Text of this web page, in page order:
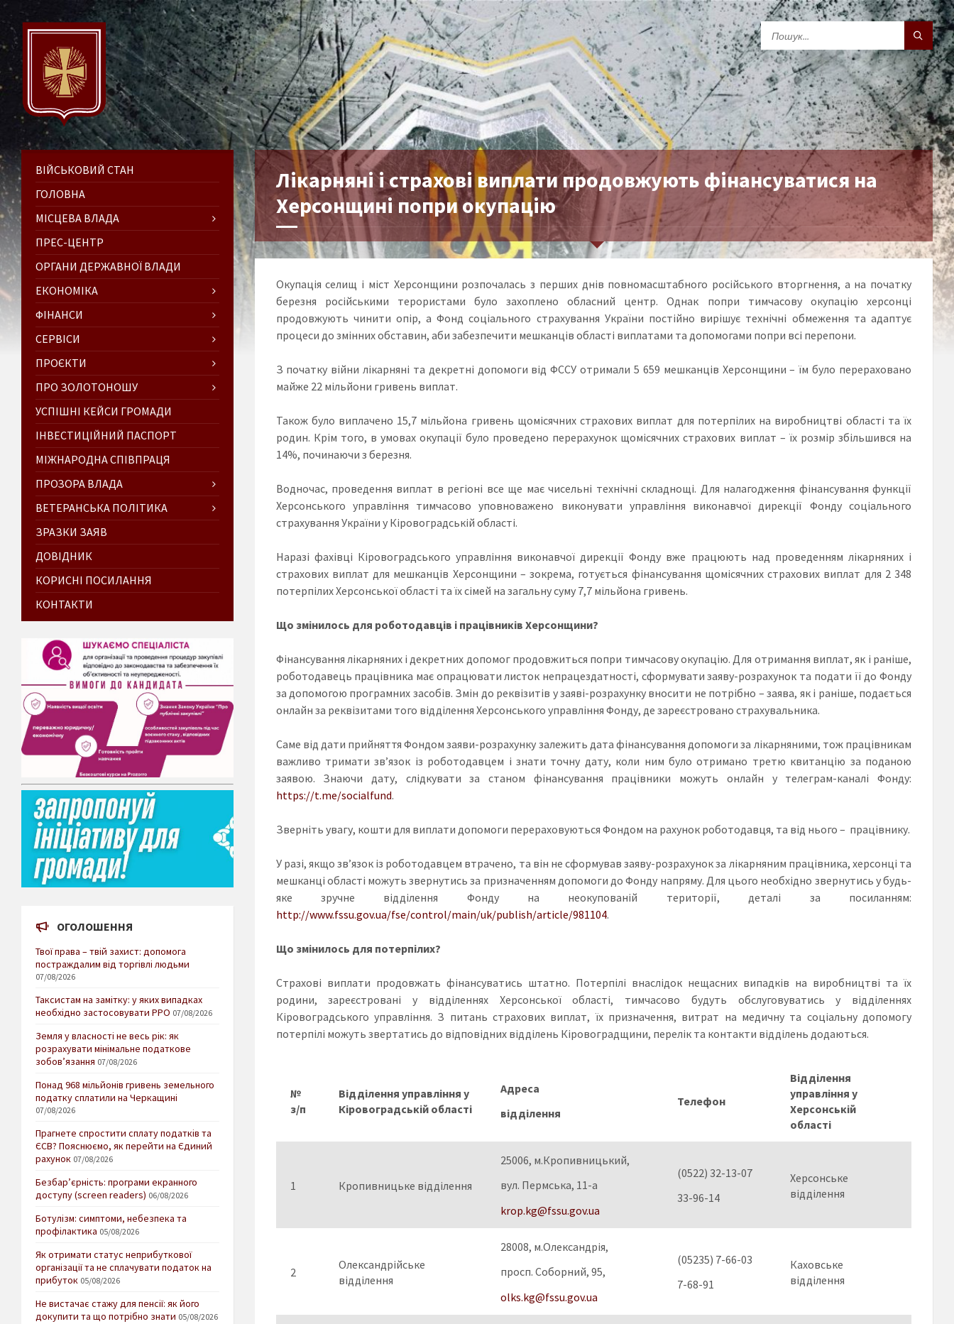
Лікарняні і страхові виплати продовжують фінансуватися на
Херсонщині попри окупацію
Окупація селищ і міст Херсонщини розпочалась з перших днів повномасштабного російського вторгнення, а на початку
березня російськими терористами було захоплено обласний центр. Однак попри тимчасову окупацію херсонці
продовжують чинити опір, а Фонд соціального страхування України постійно вирішує технічні обмеження та адаптує
процеси до змінних обставин, аби забезпечити мешканців області виплатами та допомогами попри всі перепони.
З початку війни лікарняні та декретні допомоги від ФССУ отримали 5 659 мешканців Херсонщини – їм було перераховано
майже 22 мільйони гривень виплат.
Також було виплачено 15,7 мільйона гривень щомісячних страхових виплат для потерпілих на виробництві області та їх
родин. Крім того, в умовах окупації було проведено перерахунок щомісячних страхових виплат – їх розмір збільшився на
14%, починаючи з березня.
Водночас, проведення виплат в регіоні все ще має чисельні технічні складнощі. Для налагодження фінансування функції
Херсонського управління тимчасово уповноважено виконувати управління виконавчої дирекції Фонду соціального
страхування України у Кіровоградській області.
Наразі фахівці Кіровоградського управління виконавчої дирекції Фонду вже працюють над проведенням лікарняних і
страхових виплат для мешканців Херсонщини – зокрема, готується фінансування щомісячних страхових виплат для 2 348
потерпілих Херсонської області та їх сімей на загальну суму 7,7 мільйона гривень.
Що змінилось для роботодавців і працівників Херсонщини?
Фінансування лікарняних і декретних допомог продовжиться попри тимчасову окупацію. Для отримання виплат, як і раніше,
роботодавець працівника має опрацювати листок непрацездатності, сформувати заяву-розрахунок та подати її до Фонду
за допомогою програмних засобів. Змін до реквізитів у заяві-розрахунку вносити не потрібно – заява, як і раніше, подається
онлайн за реквізитами того відділення Херсонського управління Фонду, де зареєстровано страхувальника.
Саме від дати прийняття Фондом заяви-розрахунку залежить дата фінансування допомоги за лікарняними, тож працівникам
важливо тримати зв’язок із роботодавцем і знати точну дату, коли ним було отримано третю квитанцію за поданою
заявою. Знаючи дату, слідкувати за станом фінансування працівники можуть онлайн у телеграм-каналі Фонду:
https://t.me/socialfund.
Зверніть увагу, кошти для виплати допомоги перераховуються Фондом на рахунок роботодавця, та від нього – працівнику.
У разі, якщо зв’язок із роботодавцем втрачено, та він не сформував заяву-розрахунок за лікарняним працівника, херсонці та
мешканці області можуть звернутись за призначенням допомоги до Фонду напряму. Для цього необхідно звернутись у будь-
яке зручне відділення Фонду на неокупованій території, деталі за посиланням:
http://www.fssu.gov.ua/fse/control/main/uk/publish/article/981104.
Що змінилось для потерпілих?
Страхові виплати продовжать фінансуватись штатно. Потерпілі внаслідок нещасних випадків на виробництві та їх
родини, зареєстровані у відділеннях Херсонської області, тимчасово будуть обслуговуватись у відділеннях
Кіровоградського управління. З питань страхових виплат, їх призначення, витрат на медичну та соціальну допомогу
потерпілі можуть звертатись до відповідних відділень Кіровоградщини, перелік та контакти відділень додаються.
№
з/п
Відділення управління у
Кіровоградській області
Адреса
відділення
Телефон
Відділення
управління у
Херсонській
області
1 Кропивницьке відділення
25006, м.Кропивницький,
вул. Пермська, 11-а
krop.kg@fssu.gov.ua
(0522) 32-13-07
33-96-14
Херсонське
відділення
2
Олександрійське
відділення
28008, м.Олександрія,
просп. Соборний, 95,
olks.kg@fssu.gov.ua
(05235) 7-66-03
7-68-91
Каховське
відділення
ВІЙСЬКОВИЙ СТАН
ГОЛОВНА
МІСЦЕВА ВЛАДА
ПРЕС-ЦЕНТР
ОРГАНИ ДЕРЖАВНОЇ ВЛАДИ
ЕКОНОМІКА
ФІНАНСИ
СЕРВІСИ
ПРОЄКТИ
ПРО ЗОЛОТОНОШУ
УСПІШНІ КЕЙСИ ГРОМАДИ
ІНВЕСТИЦІЙНИЙ ПАСПОРТ
МІЖНАРОДНА СПІВПРАЦЯ
ПРОЗОРА ВЛАДА
ВЕТЕРАНСЬКА ПОЛІТИКА
ЗРАЗКИ ЗАЯВ
ДОВІДНИК
КОРИСНІ ПОСИЛАННЯ
КОНТАКТИ
ОГОЛОШЕННЯ
Твої права – твій захист: допомога
постраждалим від торгівлі людьми
07/08/2026
Таксистам на замітку: у яких випадках
необхідно застосовувати РРО 07/08/2026
Земля у власності не весь рік: як
розрахувати мінімальне податкове
зобов’язання 07/08/2026
Понад 968 мільйонів гривень земельного
податку сплатили на Черкащині
07/08/2026
Прагнете спростити сплату податків та
ЄСВ? Пояснюємо, як перейти на Єдиний
рахунок 07/08/2026
Безбар’єрність: програми екранного
доступу (screen readers) 06/08/2026
Ботулізм: симптоми, небезпека та
профілактика 05/08/2026
Як отримати статус неприбуткової
організації та не сплачувати податок на
прибуток 05/08/2026
Не вистачає стажу для пенсії: як його
докупити та що потрібно знати 05/08/2026